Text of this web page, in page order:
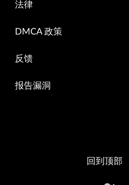
法律
DMCA 政策
反馈
报告漏洞
回到顶部